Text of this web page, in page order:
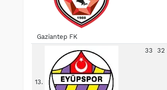
Gaziantep FK
13.
33 32